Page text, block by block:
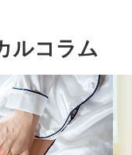
ルコラム